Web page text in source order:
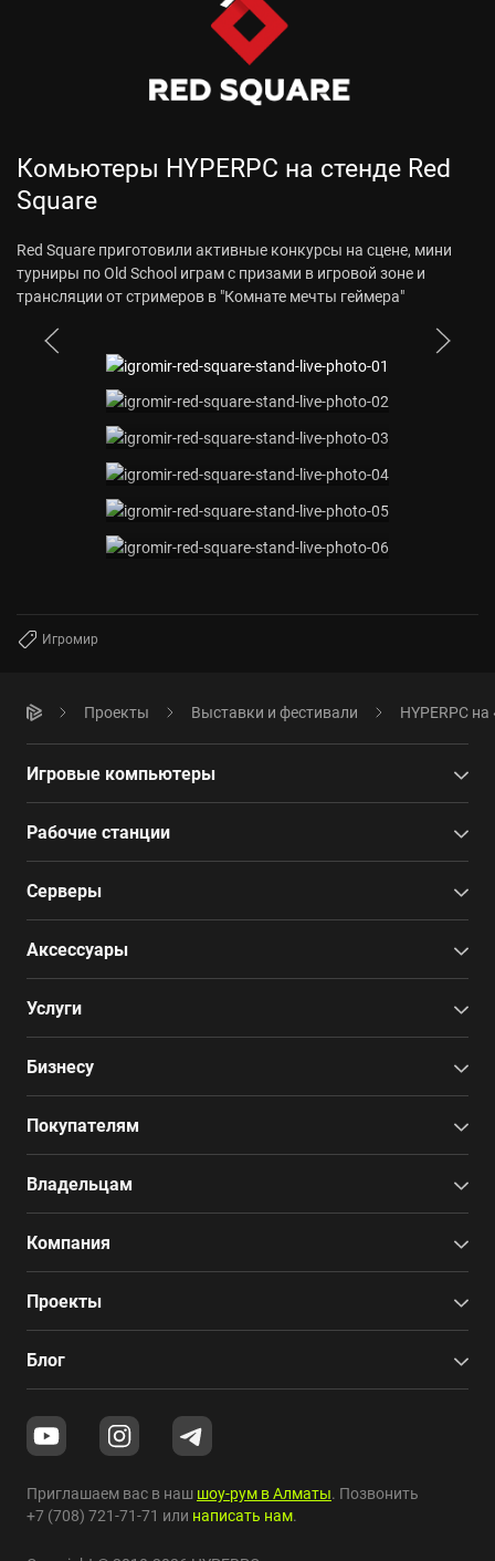
Комьютеры HYPERPC на стенде Red
Square
Red Square приготовили активные конкурсы на сцене, мини
турниры по Old School играм с призами в игровой зоне и
трансляции от стримеров в "Комнате мечты геймера"
Игромир
Проекты Выставки и фестивали HYPERPC
Игровые компьютеры
Рабочие станции
Серверы
Аксессуары
Услуги
Бизнесу
Покупателям
Владельцам
Компания
Проекты
Блог
Приглашаем вас в наш шоу-рум в Алматы. Позвонить
+7 (708) 721-71-71 или написать нам.